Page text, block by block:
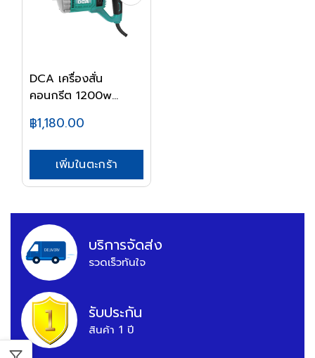
DCA เครื่องสั่น
คอนกรีต 1200w
฿1,180.00
เพิ่มในตะกร้า
บริการจัดส่ง
รวดเร็วทันใจ
รับประกัน
สินค้า 1 ปี